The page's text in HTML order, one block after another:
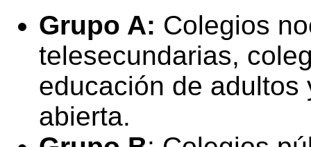
Grupo A: Colegios
telesecundarias,
educación de adultos
abierta.